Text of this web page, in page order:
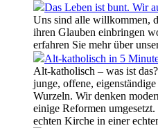
Das Leben ist bunt. Wir
Uns sind alle willkommen,
ihren Glauben einbringen
erfahren Sie mehr über
Alt-katholisch in 5
Alt-katholisch – was ist
junge, offene,
Wurzeln. Wir denken
einige Reformen
echten Kirche in einer